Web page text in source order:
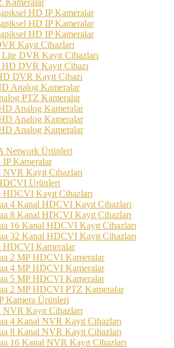
HD IP Kameralar
HD IP Kameralar
HD IP Kameralar
Kayıt Cihazları
DVR Kayıt Cihazları
DVR Kayıt Cihazı
DVR Kayıt Cihazı
Analog Kameralar
PTZ Kameralar
Analog Kameralar
Analog Kameralar
Analog Kameralar
Ürünleri
Kameralar
Kayıt Cıhazları
Ürünleri
Kayıt Cihazları
Kanal HDCVI Kayıt Cihazları
Kanal HDCVI Kayıt Cihazları
Kanal HDCVI Kayıt Cihazları
Kanal HDCVI Kayıt Cihazları
Kameralar
MP HDCVI Kameralar
MP HDCVI Kameralar
MP HDCVI Kameralar
MP HDCVI PTZ Kameralar
Kamera Ürünleri
Kayıt Cihazları
Kanal NVR Kayıt Cihazları
Kanal NVR Kayıt Cihazları
Kanal NVR Kayıt Cihazları